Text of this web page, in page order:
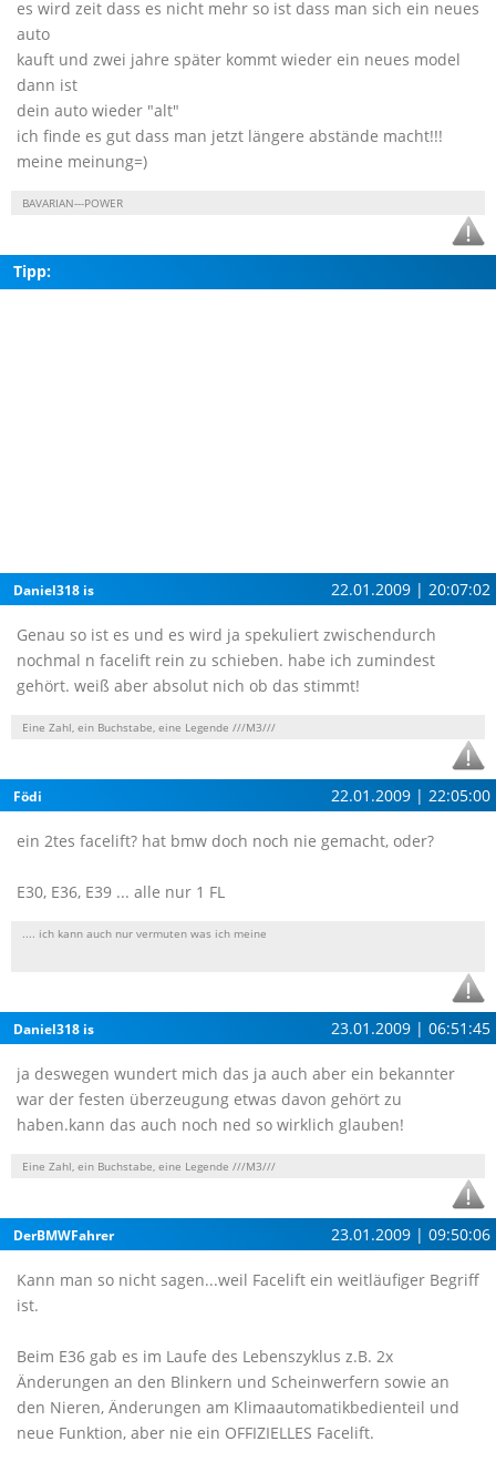
es wird zeit dass es nicht mehr so ist dass man sich ein neues
auto
kauft und zwei jahre später kommt wieder ein neues model
dann ist
dein auto wieder "alt"
ich finde es gut dass man jetzt längere abstände macht!!!
meine meinung=)
BAVARIAN---POWER
Tipp:
Daniel318 is 22.01.2009 | 20:07:02
Genau so ist es und es wird ja spekuliert zwischendurch
nochmal n facelift rein zu schieben. habe ich zumindest
gehört. weiß aber absolut nich ob das stimmt!
Eine Zahl, ein Buchstabe, eine Legende ///M3///
Födi 22.01.2009 | 22:05:00
ein 2tes facelift? hat bmw doch noch nie gemacht, oder?
E30, E36, E39 ... alle nur 1 FL
.... ich kann auch nur vermuten was ich meine
Daniel318 is 23.01.2009 | 06:51:45
ja deswegen wundert mich das ja auch aber ein bekannter
war der festen überzeugung etwas davon gehört zu
haben.kann das auch noch ned so wirklich glauben!
Eine Zahl, ein Buchstabe, eine Legende ///M3///
DerBMWFahrer 23.01.2009 | 09:50:06
Kann man so nicht sagen...weil Facelift ein weitläufiger Begriff
ist.
Beim E36 gab es im Laufe des Lebenszyklus z.B. 2x
Änderungen an den Blinkern und Scheinwerfern sowie an
den Nieren, Änderungen am Klimaautomatikbedienteil und
neue Funktion, aber nie ein OFFIZIELLES Facelift.